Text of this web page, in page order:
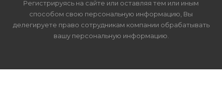
Регистрируясь на сайте или оставляя тем или иным
способом свою персональную информацию, Вы
делегируете право сотрудникам компании обрабатывать
вашу персональную информацию.